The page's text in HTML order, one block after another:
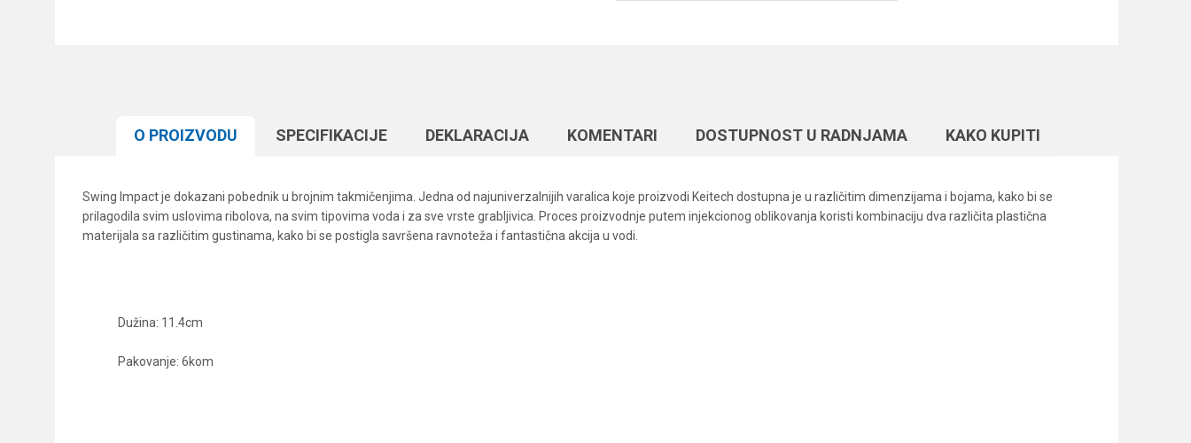
O PROIZVODU SPECIFIKACIJЕ DEKLARACIJA KOMENTARI DOSTUPNOST U RADNJAMA KAKO KUPITI
Swing Impact je dokazani pobednik u brojnim takmičenjima. Jedna od najuniverzalnijih varalica koje proizvodi Keitech dostupna je u različitim dimenzijama i bojama, kako bi se
prilagodila svim uslovima ribolova, na svim tipovima voda i za sve vrste grabljivica. Proces proizvodnje putem injekcionog oblikovanja koristi kombinaciju dva različita plastična
materijala sa različitim gustinama, kako bi se postigla savršena ravnoteža i fantastična akcija u vodi.
Dužina: 11.4cm
Pakovanje: 6kom